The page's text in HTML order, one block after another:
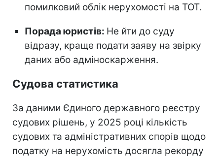
помилковий облік нерухомості на ТОТ.
Порада юристів: Не йти до суду
відразу, краще подати заяву на звірку
даних або адміноскарження.
Судова статистика
За даними Єдиного державного реєстру
судових рішень, у 2025 році кількість
судових та адміністративних спорів щодо
податку на нерухомість досягла рекорду